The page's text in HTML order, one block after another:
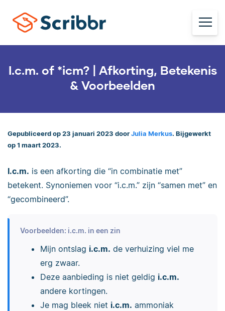
I.c.m. of *icm? | Afkorting, Betekenis
& Voorbeelden
Gepubliceerd op 23 januari 2023 door Julia Merkus. Bijgewerkt
op 1 maart 2023.
I.c.m. is een afkorting die “in combinatie met”
betekent. Synoniemen voor “i.c.m.” zijn “samen met” en
“gecombineerd”.
Voorbeelden: i.c.m. in een zin
Mijn ontslag i.c.m. de verhuizing viel me
erg zwaar.
Deze aanbieding is niet geldig i.c.m.
andere kortingen.
Je mag bleek niet i.c.m. ammoniak